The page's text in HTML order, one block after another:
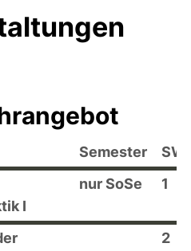
Semester
I
nur SoSe 1
2